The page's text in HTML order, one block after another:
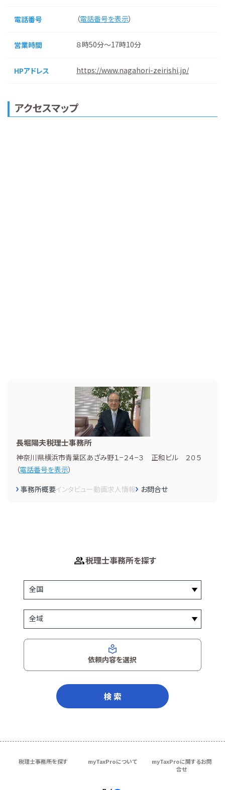
電話番号 （電話番号を表示）
営業時間 ８時50分～17時10分
HPアドレス https://www.nagahori-zeirishi.jp/
アクセスマップ
長堀陽夫税理士事務所
神奈川県横浜市青葉区あざみ野１−２４−３ 正和ビル ２０５
（電話番号を表示）
事務所概要インタビュー動画求人情報 お問合せ
税理士事務所を探す
依頼内容を選択
検 索
税理士事務所を探す myTaxProについて
myTaxProに関するお問
合せ